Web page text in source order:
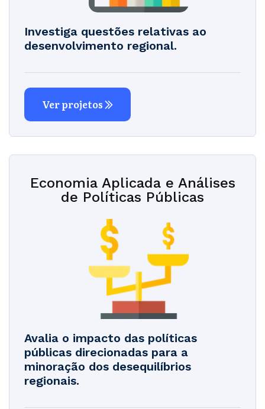
Investiga questões relativas ao
desenvolvimento regional.
Ver projetos
Economia Aplicada e Análises
de Políticas Públicas
Avalia o impacto das políticas
públicas direcionadas para a
minoração dos desequilíbrios
regionais.